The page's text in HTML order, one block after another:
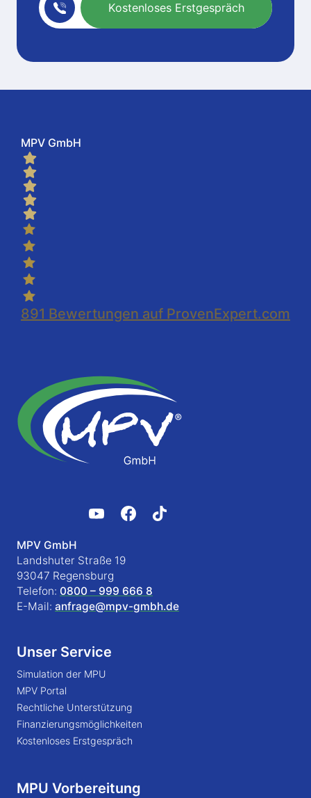
Kostenloses Erstgespräch
MPV GmbH
891 Bewertungen auf ProvenExpert.com
MPV GmbH
Landshuter Straße 19
93047 Regensburg
Telefon: 0800 – 999 666 8
E-Mail: anfrage@mpv-gmbh.de
Unser Service
Simulation der MPU
MPV Portal
Rechtliche Unterstützung
Finanzierungsmöglichkeiten
Kostenloses Erstgespräch
MPU Vorbereitung